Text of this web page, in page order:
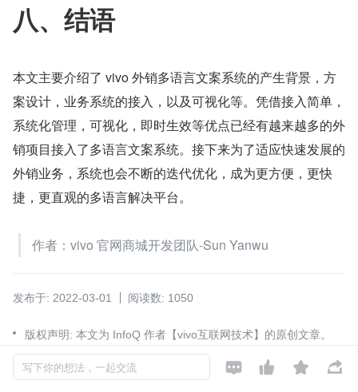
八、结语
本文主要介绍了 vivo 外销多语言文案系统的产生背景，方
案设计，业务系统的接入，以及可视化等。凭借接入简单，
系统化管理，可视化，即时生效等优点已经有越来越多的外
销项目接入了多语言文案系统。接下来为了适应快速发展的
外销业务，系统也会不断的迭代优化，成为更方便，更快
捷，更直观的多语言解决平台。
作者：vivo 官网商城开发团队-Sun Yanwu
发布于: 2022-03-01 阅读数: 1050
版权声明: 本文为 InfoQ 作者【vivo互联网技术】的原创文章。
原文链接:【https://xie.infoq.cn/article/342bdaff41e16302b04fcf
e76 】。文章转载请联系作者。
写下你的想法，一起交流    